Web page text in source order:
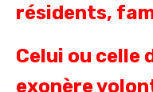
résidents,
Celui ou celle
exonère